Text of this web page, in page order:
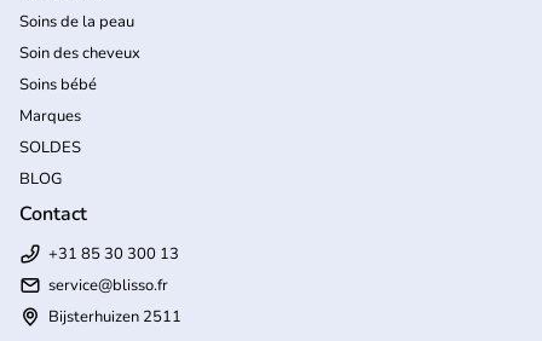
Soins de la peau
Soin des cheveux
Soins bébé
Marques
SOLDES
BLOG
Contact
+31 85 30 300 13
service@blisso.fr
Bijsterhuizen 2511